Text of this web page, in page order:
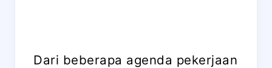
Dari beberapa agenda pekerjaan